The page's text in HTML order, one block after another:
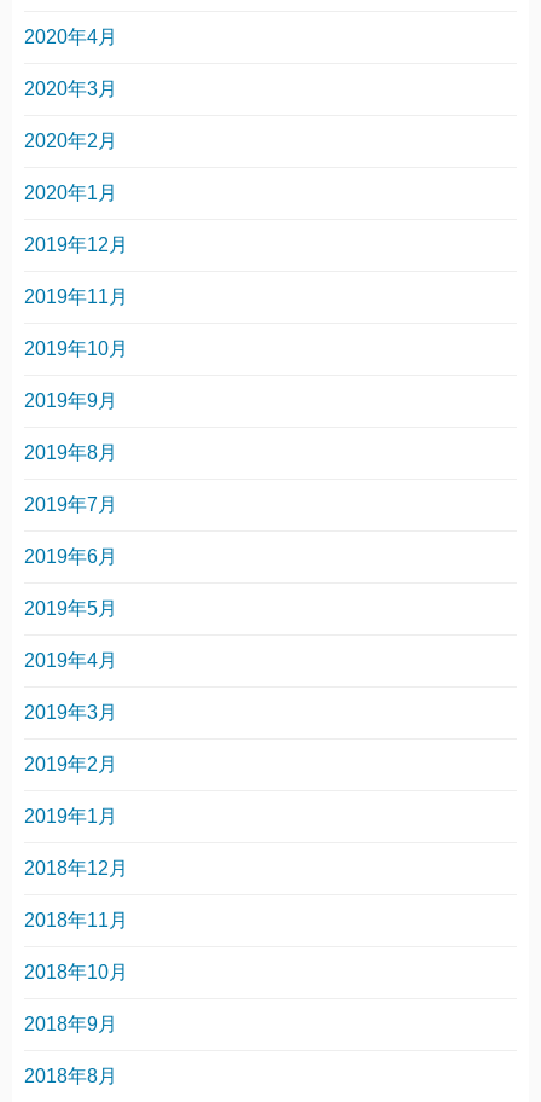
2020年4月
2020年3月
2020年2月
2020年1月
2019年12月
2019年11月
2019年10月
2019年9月
2019年8月
2019年7月
2019年6月
2019年5月
2019年4月
2019年3月
2019年2月
2019年1月
2018年12月
2018年11月
2018年10月
2018年9月
2018年8月